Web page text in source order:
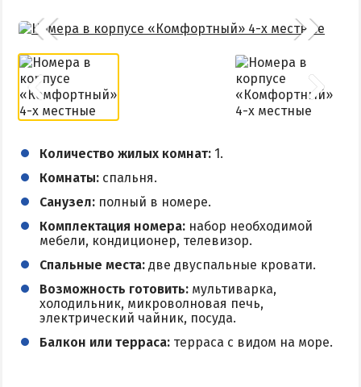
Количество жилых комнат: 1.
Комнаты: спальня.
Санузел: полный в номере.
Комплектация номера: набор необходимой
мебели, кондиционер, телевизор.
Спальные места: две двуспальные кровати.
Возможность готовить: мультиварка,
холодильник, микроволновая печь,
электрический чайник, посуда.
Балкон или терраса: терраса с видом на море.